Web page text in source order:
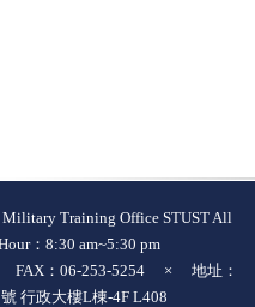
Training Office STUST All
：8:30 am~5:30 pm
FAX：06-253-5254 × 地址：
行政大樓L棟-4F L408